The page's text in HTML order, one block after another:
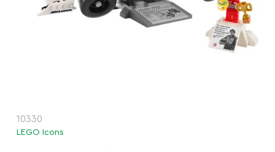
10330
LEGO Icons